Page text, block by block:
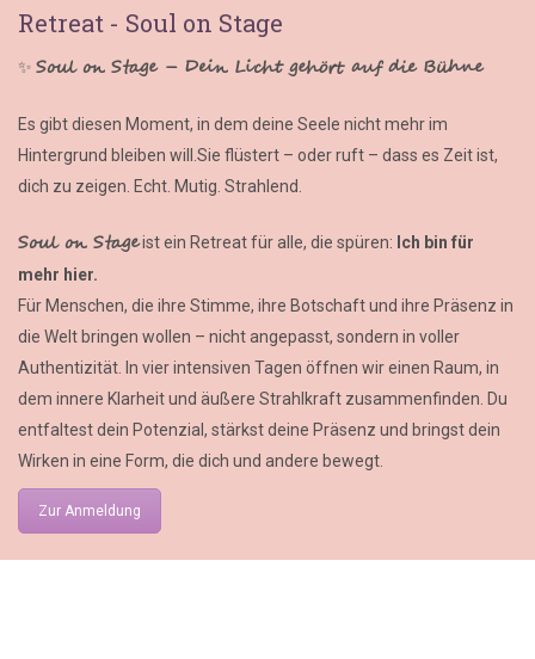
Retreat - Soul on Stage
✨ Soul on Stage – Dein Licht gehört auf die Bühne
Es gibt diesen Moment, in dem deine Seele nicht mehr im
Hintergrund bleiben will.Sie flüstert – oder ruft – dass es Zeit ist,
dich zu zeigen. Echt. Mutig. Strahlend.
Soul on Stageist ein Retreat für alle, die spüren: Ich bin für
mehr hier.
Für Menschen, die ihre Stimme, ihre Botschaft und ihre Präsenz in
die Welt bringen wollen – nicht angepasst, sondern in voller
Authentizität. In vier intensiven Tagen öffnen wir einen Raum, in
dem innere Klarheit und äußere Strahlkraft zusammenfinden. Du
entfaltest dein Potenzial, stärkst deine Präsenz und bringst dein
Wirken in eine Form, die dich und andere bewegt.
Zur Anmeldung